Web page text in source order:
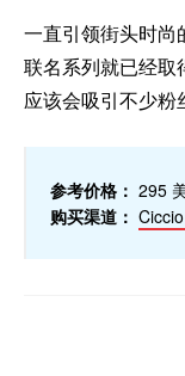
一直引领街头时尚
联名系列就已经取
应该会吸引不少粉
参考价格： 295
购买渠道：